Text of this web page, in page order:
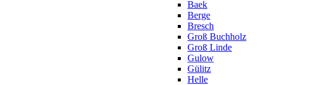
Baek
Berge
Bresch
Groß Buchholz
Groß Linde
Gulow
Gülitz
Helle